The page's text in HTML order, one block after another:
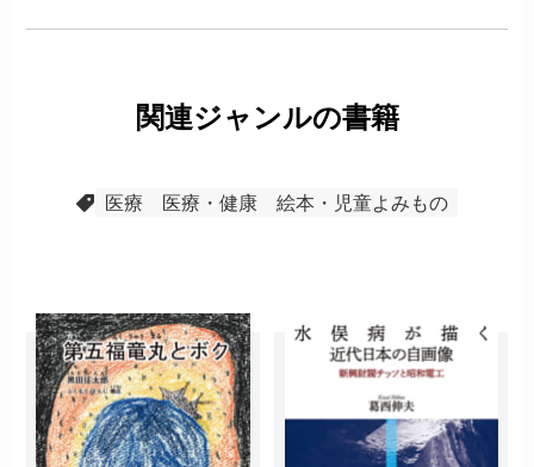
関連ジャンルの書籍
医療 医療・健康 絵本・児童よみもの